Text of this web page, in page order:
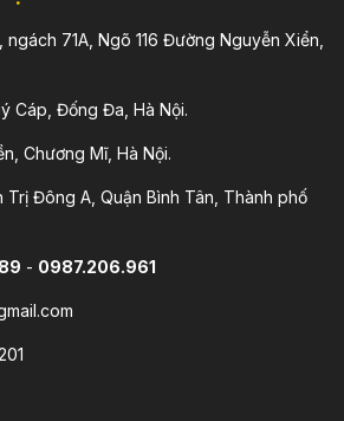
ngách 71A, Ngõ 116 Đường Nguyễn Xiển,
Cáp, Đống Đa, Hà Nội.
Chương Mĩ, Hà Nội.
Trị Đông A, Quận Bình Tân, Thành phố
- 0987.206.961